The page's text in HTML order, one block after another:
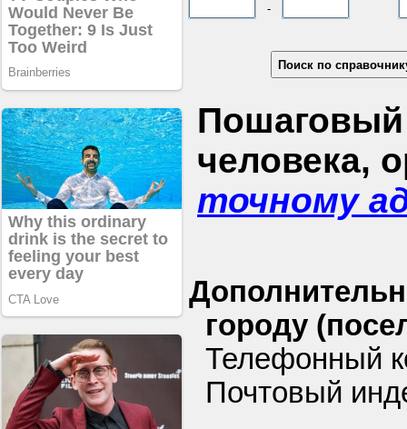
-
Пошаговый
человека,
точному
городу
Телефонный
Почтовый